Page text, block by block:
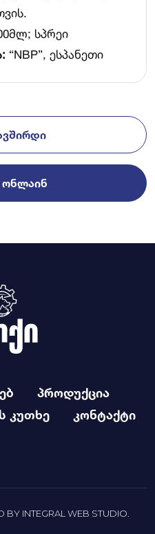
სპრეი
“NBP”, ესპანეთი
ᲝᲜᲚᲐᲘᲜ
პროდუქცია
კუთხე კონტაქტი
BY INTEGRAL WEB STUDIO